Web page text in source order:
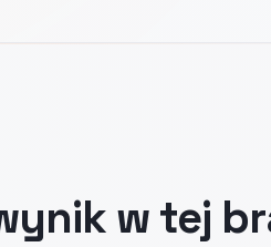
w tej